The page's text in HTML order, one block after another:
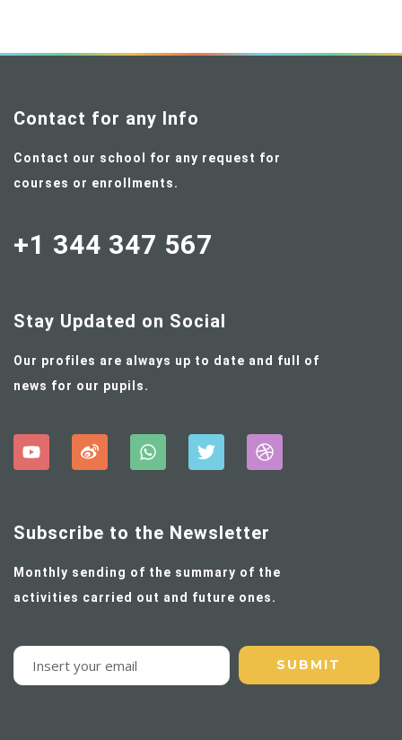
Contact for any Info
Contact our school for any request for
courses or enrollments.
+1 344 347 567
Stay Updated on Social
Our profiles are always up to date and full of
news for our pupils.
Subscribe to the Newsletter
Monthly sending of the summary of the
activities carried out and future ones.